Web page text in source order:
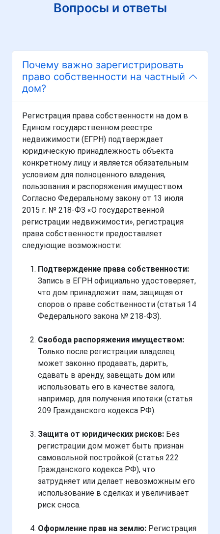
Вопросы и ответы
Почему важно зарегистрировать
право собственности на частный
дом?
Регистрация права собственности на дом в
Едином государственном реестре
недвижимости (ЕГРН) подтверждает
юридическую принадлежность объекта
конкретному лицу и является обязательным
условием для полноценного владения,
пользования и распоряжения имуществом.
Согласно Федеральному закону от 13 июля
2015 г. № 218-ФЗ «О государственной
регистрации недвижимости», регистрация
права собственности предоставляет
следующие возможности:
Подтверждение права собственности:
Запись в ЕГРН официально удостоверяет,
что дом принадлежит вам, защищая от
споров о праве собственности (статья 14
Федерального закона № 218-ФЗ).
Свобода распоряжения имуществом:
Только после регистрации владелец
может законно продавать, дарить,
сдавать в аренду, завещать дом или
использовать его в качестве залога,
например, для получения ипотеки (статья
209 Гражданского кодекса РФ).
Защита от юридических рисков: Без
регистрации дом может быть признан
самовольной постройкой (статья 222
Гражданского кодекса РФ), что
затрудняет или делает невозможным его
использование в сделках и увеличивает
риск сноса.
Оформление прав на землю: Регистрация